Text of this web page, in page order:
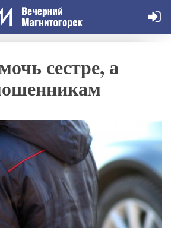
сестре, а